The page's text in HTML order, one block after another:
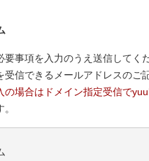
要事項を入力のうえ送信してく
受信できるメールアドレスのご
の場合はドメイン指定受信で